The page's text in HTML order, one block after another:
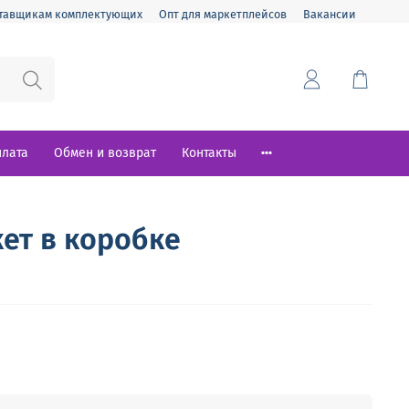
комплектующих Опт для маркетплейсов Вакансии
Обмен и возврат Контакты
в коробке